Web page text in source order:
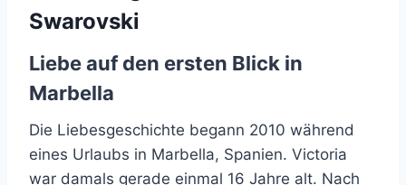
Swarovski
Liebe auf den ersten Blick in
Marbella
Die Liebesgeschichte begann 2010 während
eines Urlaubs in Marbella, Spanien. Victoria
war damals gerade einmal 16 Jahre alt. Nach